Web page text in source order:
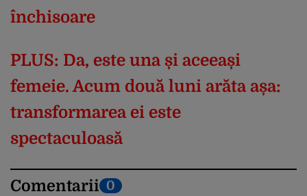
închisoare
PLUS: Da, este una și aceeași
femeie. Acum două luni arăta așa:
transformarea ei este
spectaculoasă
Comentarii 0